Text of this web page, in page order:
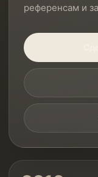
референсам и